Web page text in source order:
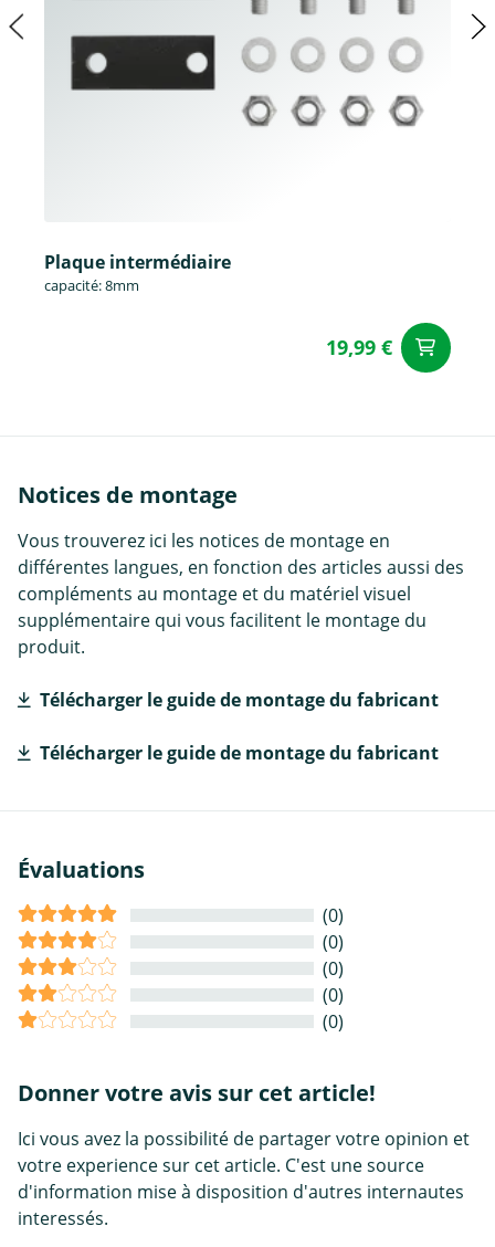
Plaque intermédiaire
capacité: 8mm
19,99 €
Notices de montage
Vous trouverez ici les notices de montage en
différentes langues, en fonction des articles aussi des
compléments au montage et du matériel visuel
supplémentaire qui vous facilitent le montage du
produit.
Télécharger le guide de montage du fabricant
Télécharger le guide de montage du fabricant
Évaluations
(0)
(0)
(0)
(0)
(0)
Donner votre avis sur cet article!
Ici vous avez la possibilité de partager votre opinion et
votre experience sur cet article. C'est une source
d'information mise à disposition d'autres internautes
interessés.